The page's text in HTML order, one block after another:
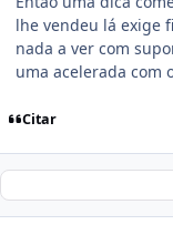
lhe vendeu lá exige
nada a ver com
uma acelerada com
Citar